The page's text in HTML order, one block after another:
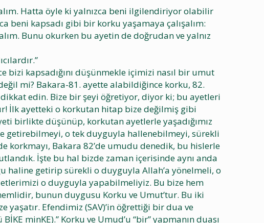
Hatta öyle ki yalnızca beni ilgilendiriyor olabilir
beni kapsadı gibi bir korku yaşamaya çalışalım:
Bunu okurken bu ayetin de doğrudan ve yalnız
bizi kapsadığını düşünmekle içimizi nasıl bir umut
mi? Bakara-81. ayette alabildiğince korku, 82.
edin. Bize bir şeyi öğretiyor, diyor ki; bu ayetleri
İlk ayetteki o korkutan hitap bize değilmiş gibi
birlikte düşünüp, korkutan ayetlerle yaşadığımız
getirebilmeyi, o tek duyguyla hallenebilmeyi, sürekli
korkmayı, Bakara 82’de umudu denedik, bu hislerle
İşte bu hal bizde zaman içerisinde aynı anda
haline getirip sürekli o duyguyla Allah’a yönelmeli, o
o duyguyla yapabilmeliyiz. Bu bize hem
önemlidir, bunun duygusu Korku ve Umut’tur. Bu iki
yaşatır. Efendimiz (SAV)’in öğrettiği bir dua ve
minKE).” Korku ve Umud’u “bir” yapmanın duası